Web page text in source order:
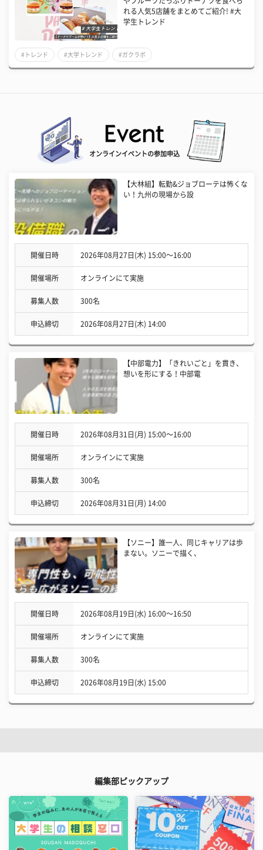
れる人気5店舗をまとめてご紹介! #大
学生トレンド
#トレンド #大学トレンド #ガクラボ
オンラインイベントの参加申込
【大林組】転勤&ジョブローテは怖くな
い！九州の現場から設
開催日時 2026年08月27日(木) 15:00〜16:00
開催場所 オンラインにて実施
募集人数 300名
申込締切 2026年08月27日(木) 14:00
【中部電力】「きれいごと」を貫き、
想いを形にする！中部電
開催日時 2026年08月31日(月) 15:00〜16:00
開催場所 オンラインにて実施
募集人数 300名
申込締切 2026年08月31日(月) 14:00
【ソニー】誰一人、同じキャリアは歩
まない。ソニーで描く、
開催日時 2026年08月19日(水) 16:00〜16:50
開催場所 オンラインにて実施
募集人数 300名
申込締切 2026年08月19日(水) 15:00
編集部ピックアップ